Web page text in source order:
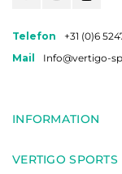
Telefon
+31 (0)6
Mail
Info@vertigo-
INFORMATION
VERTIGO SPORTS